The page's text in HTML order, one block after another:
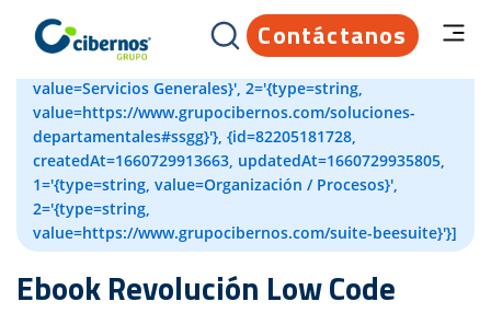
Contáctanos
[{id=82204594697, createdAt=1660729896224,
updatedAt=1660729913527, 1='{type=string,
value=Servicios Generales}', 2='{type=string,
value=https://www.grupocibernos.com/soluciones-
departamentales#ssgg}'}, {id=82205181728,
createdAt=1660729913663, updatedAt=1660729935805,
1='{type=string, value=Organización / Procesos}',
2='{type=string,
value=https://www.grupocibernos.com/suite-beesuite}'}]
Ebook Revolución Low Code